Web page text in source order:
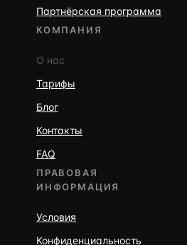
Партнёрская программа
КОМПАНИЯ
О нас
Тарифы
Блог
Контакты
FAQ
ПРАВОВАЯ
ИНФОРМАЦИЯ
Условия
Конфиденциальность